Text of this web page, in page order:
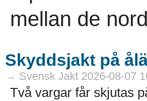
mellan de
Skyddsjakt på
→ Svensk Jakt 2026-08-07
Två vargar får skjutas